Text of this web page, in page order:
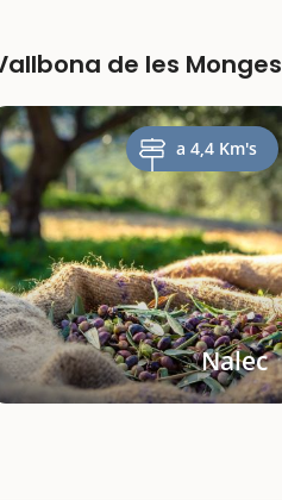
de les Monges
a 4,4 Km's
Nalec